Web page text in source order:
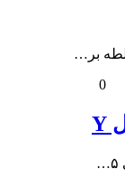
بر…
0